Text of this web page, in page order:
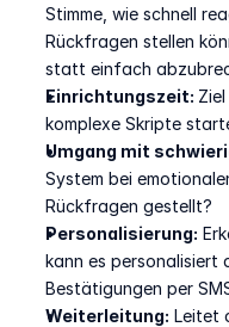
Stimme, wie schnell
Rückfragen stellen
statt einfach
Einrichtungszeit:
komplexe Skripte
Umgang mit
System bei
Rückfragen gestellt?
Personalisierung:
kann es personalisiert
Bestätigungen per
Weiterleitung: Leitet